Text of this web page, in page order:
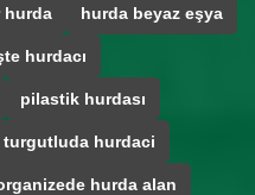
hurda hurda beyaz eşya
hurdacı
pilastik hurdası
turgutluda hurdaci
hurda alan